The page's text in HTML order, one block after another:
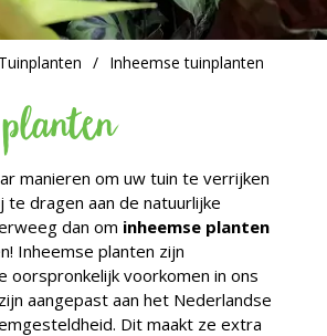
Tuinplanten Inheemse tuinplanten
manieren om uw tuin te verrijken
dragen aan de natuurlijke
dan om inheemse planten
Inheemse planten zijn
oorspronkelijk voorkomen in ons
aangepast aan het Nederlandse
Dit maakt ze extra